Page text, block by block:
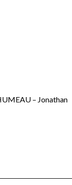
– Jonathan